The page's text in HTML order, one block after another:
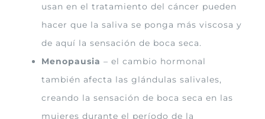
usan en el tratamiento del cáncer pueden
hacer que la saliva se ponga más viscosa y
de aquí la sensación de boca seca.
Menopausia – el cambio hormonal
también afecta las glándulas salivales,
creando la sensación de boca seca en las
mujeres durante el período de la